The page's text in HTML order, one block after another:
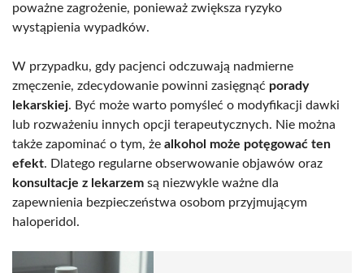
poważne zagrożenie, ponieważ zwiększa ryzyko
wystąpienia wypadków.
W przypadku, gdy pacjenci odczuwają nadmierne
zmęczenie, zdecydowanie powinni zasięgnąć porady
lekarskiej. Być może warto pomyśleć o modyfikacji dawki
lub rozważeniu innych opcji terapeutycznych. Nie można
także zapominać o tym, że alkohol może potęgować ten
efekt. Dlatego regularne obserwowanie objawów oraz
konsultacje z lekarzem są niezwykle ważne dla
zapewnienia bezpieczeństwa osobom przyjmującym
haloperidol.